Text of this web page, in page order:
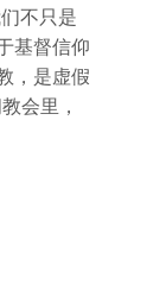
不只是
基督信仰
，是虚假
会里，